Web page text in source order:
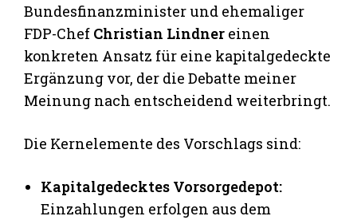
Bundesfinanzminister und ehemaliger
FDP-Chef Christian Lindner einen
konkreten Ansatz für eine kapitalgedeckte
Ergänzung vor, der die Debatte meiner
Meinung nach entscheidend weiterbringt.
Die Kernelemente des Vorschlags sind:
Kapitalgedecktes Vorsorgedepot:
Einzahlungen erfolgen aus dem